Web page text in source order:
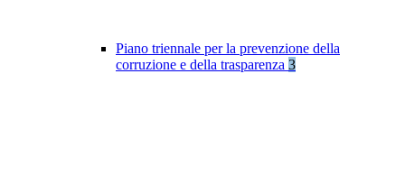
Piano triennale per la prevenzione della
corruzione e della trasparenza 3